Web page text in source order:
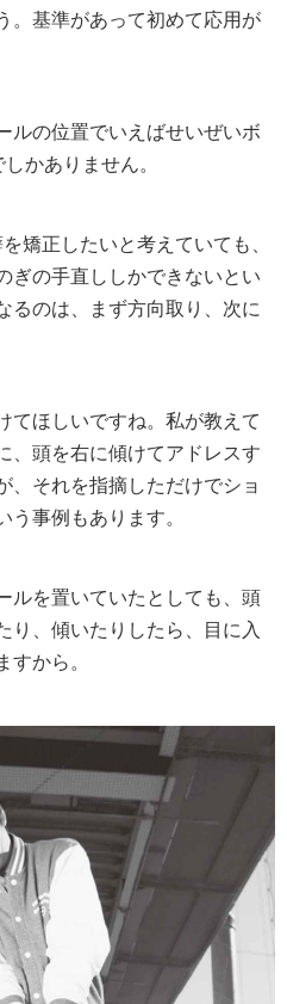
。基準があって初めて応用が
ルの位置でいえばせいぜいボ
かありません。
矯正したいと考えていても、
ぎの手直ししかできないとい
るのは、まず方向取り、次に
ほしいですね。私が教えて
、頭を右に傾けてアドレスす
、それを指摘しただけでショ
事例もあります。
ルを置いていたとしても、頭
り、傾いたりしたら、目に入
から。